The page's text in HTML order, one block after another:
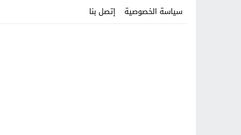
سياسة الخصوصية إتصل بنا